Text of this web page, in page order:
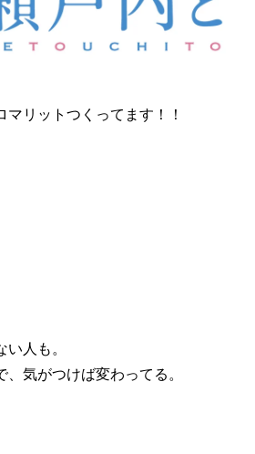
リットつくってます！！
人も。
気がつけば変わってる。